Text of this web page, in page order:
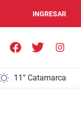
INGRESAR
11° Catamarca